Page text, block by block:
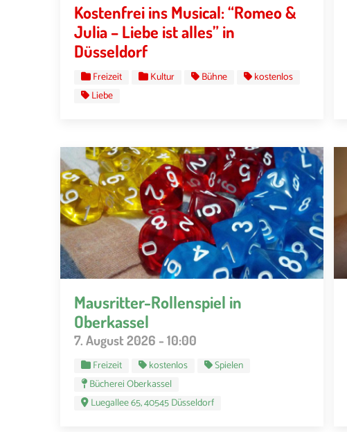
Kostenfrei ins Musical: “Romeo &
Julia – Liebe ist alles” in
Düsseldorf
Freizeit Kultur Bühne
kostenlos
Liebe
Mausritter-Rollenspiel in
Oberkassel
7. August 2026 - 10:00
Freizeit kostenlos
Spielen
Bücherei Oberkassel
Luegallee 65, 40545 Düsseldorf